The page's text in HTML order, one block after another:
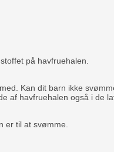
på havfruehalen.
Kan dit barn ikke
af havfruehalen også i de
er til at svømme.